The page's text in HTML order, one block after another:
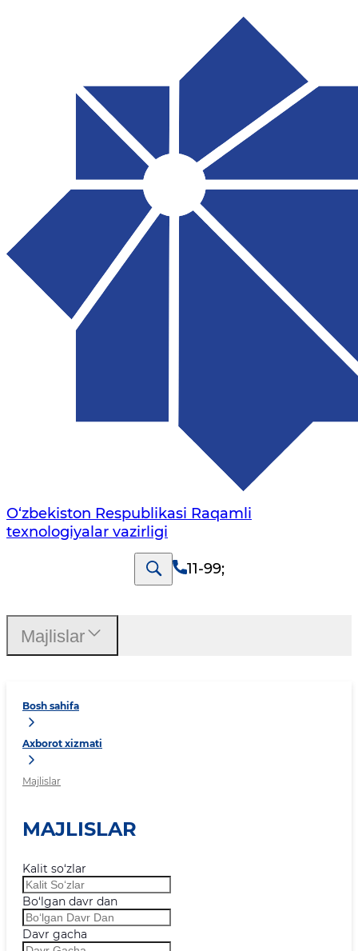
O‘zbekiston Respublikasi Raqamli
texnologiyalar vazirligi
11-99;
Bosh sahifa
Axborot xizmati
Majlislar
MAJLISLAR
Kalit so‘zlar
Bo‘lgan davr dan
Davr gacha
Majlislar